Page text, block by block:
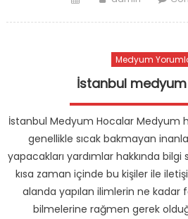
Medyum
İstanbul
İstanbul Medyum Hocalar Medyum
genellikle sıcak bakmayan
yapacakları yardımlar hakkında
kısa zaman içinde bu kişiler ile
alanda yapılan ilimlerin ne kadar
bilmelerine rağmen gerek